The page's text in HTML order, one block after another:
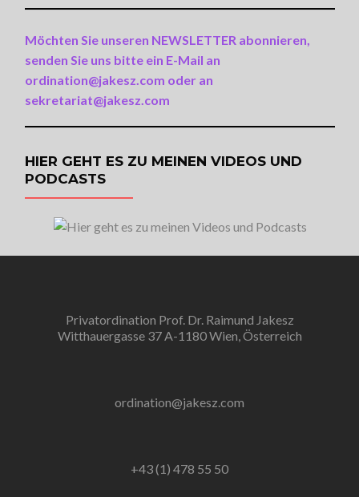
Möchten Sie unseren NEWSLETTER abonnieren,
senden Sie uns bitte ein E-Mail an
ordination@jakesz.com oder an
sekretariat@jakesz.com
HIER GEHT ES ZU MEINEN VIDEOS UND
PODCASTS
Privatordination Prof. Dr. Raimund Jakesz
Witthauergasse 37 A-1180 Wien, Österreich
ordination@jakesz.com
+43 (1) 478 55 50